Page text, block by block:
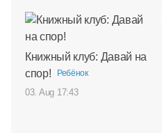
Книжный клуб: Давай на
спор!
Ребёнок
03. Aug 17:43